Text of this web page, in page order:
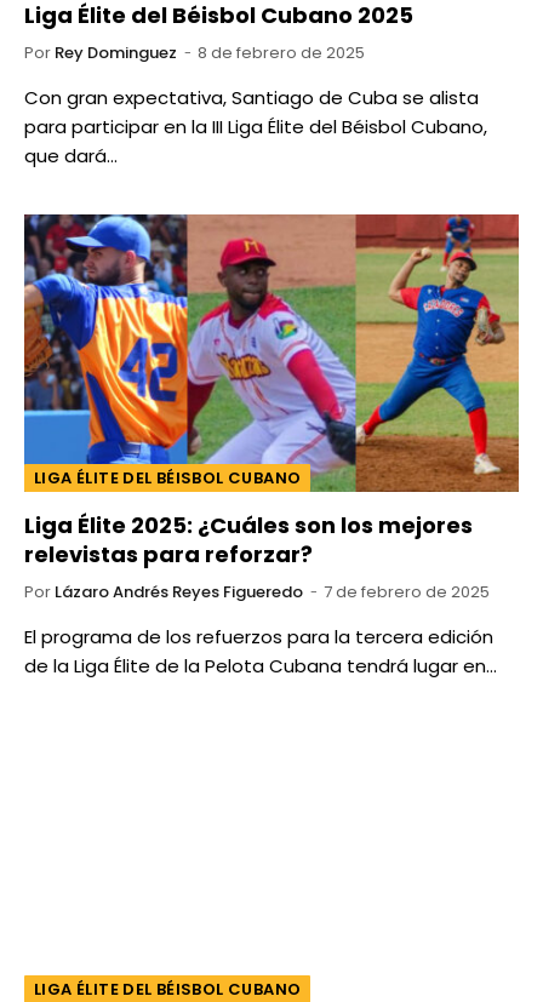
Liga Élite del Béisbol Cubano 2025
Por Rey Dominguez 8 de febrero de 2025
Con gran expectativa, Santiago de Cuba se alista
para participar en la III Liga Élite del Béisbol Cubano,
que dará…
LIGA ÉLITE DEL BÉISBOL CUBANO
Liga Élite 2025: ¿Cuáles son los mejores
relevistas para reforzar?
Por Lázaro Andrés Reyes Figueredo 7 de febrero de 2025
El programa de los refuerzos para la tercera edición
de la Liga Élite de la Pelota Cubana tendrá lugar en…
LIGA ÉLITE DEL BÉISBOL CUBANO